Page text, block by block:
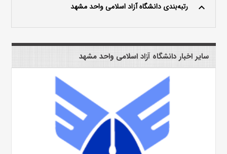
keyboard_arrow_up رتبه‌بندی دانشگاه آزاد اسلامی واحد مشهد
سایر اخبار دانشگاه آزاد اسلامی واحد مشهد